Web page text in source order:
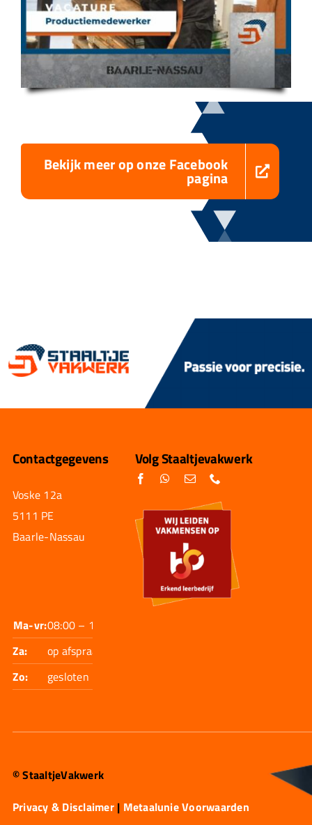
Bekijk meer op onze Facebook
pagina
Contactgegevens
Voske 12a
5111 PE
Baarle-Nassau
Ma-vr:08:00 – 17:30
Za:
op afspraak
Zo:
gesloten
Volg Staaltjevakwerk
© StaaltjeVakwerk
Privacy & Disclaimer| Metaalunie Voorwaarden